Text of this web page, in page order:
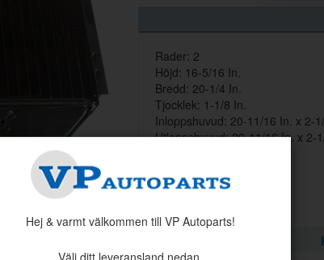
Rader: 2
Höjd: 16-5/16 In.
Bredd: 20-1/4 In.
Tjocklek: 1-1/8 In.
Inloppshuvud: 20-11/16 In. x 2-
Utloppshuvud: 20-11/16 In. x 2-
Typ av kylare: Concentric
Hej & varmt välkommen till VP Autoparts!